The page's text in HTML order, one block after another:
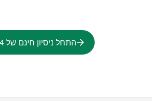
התחל ניסיון חינם של 14 ימים